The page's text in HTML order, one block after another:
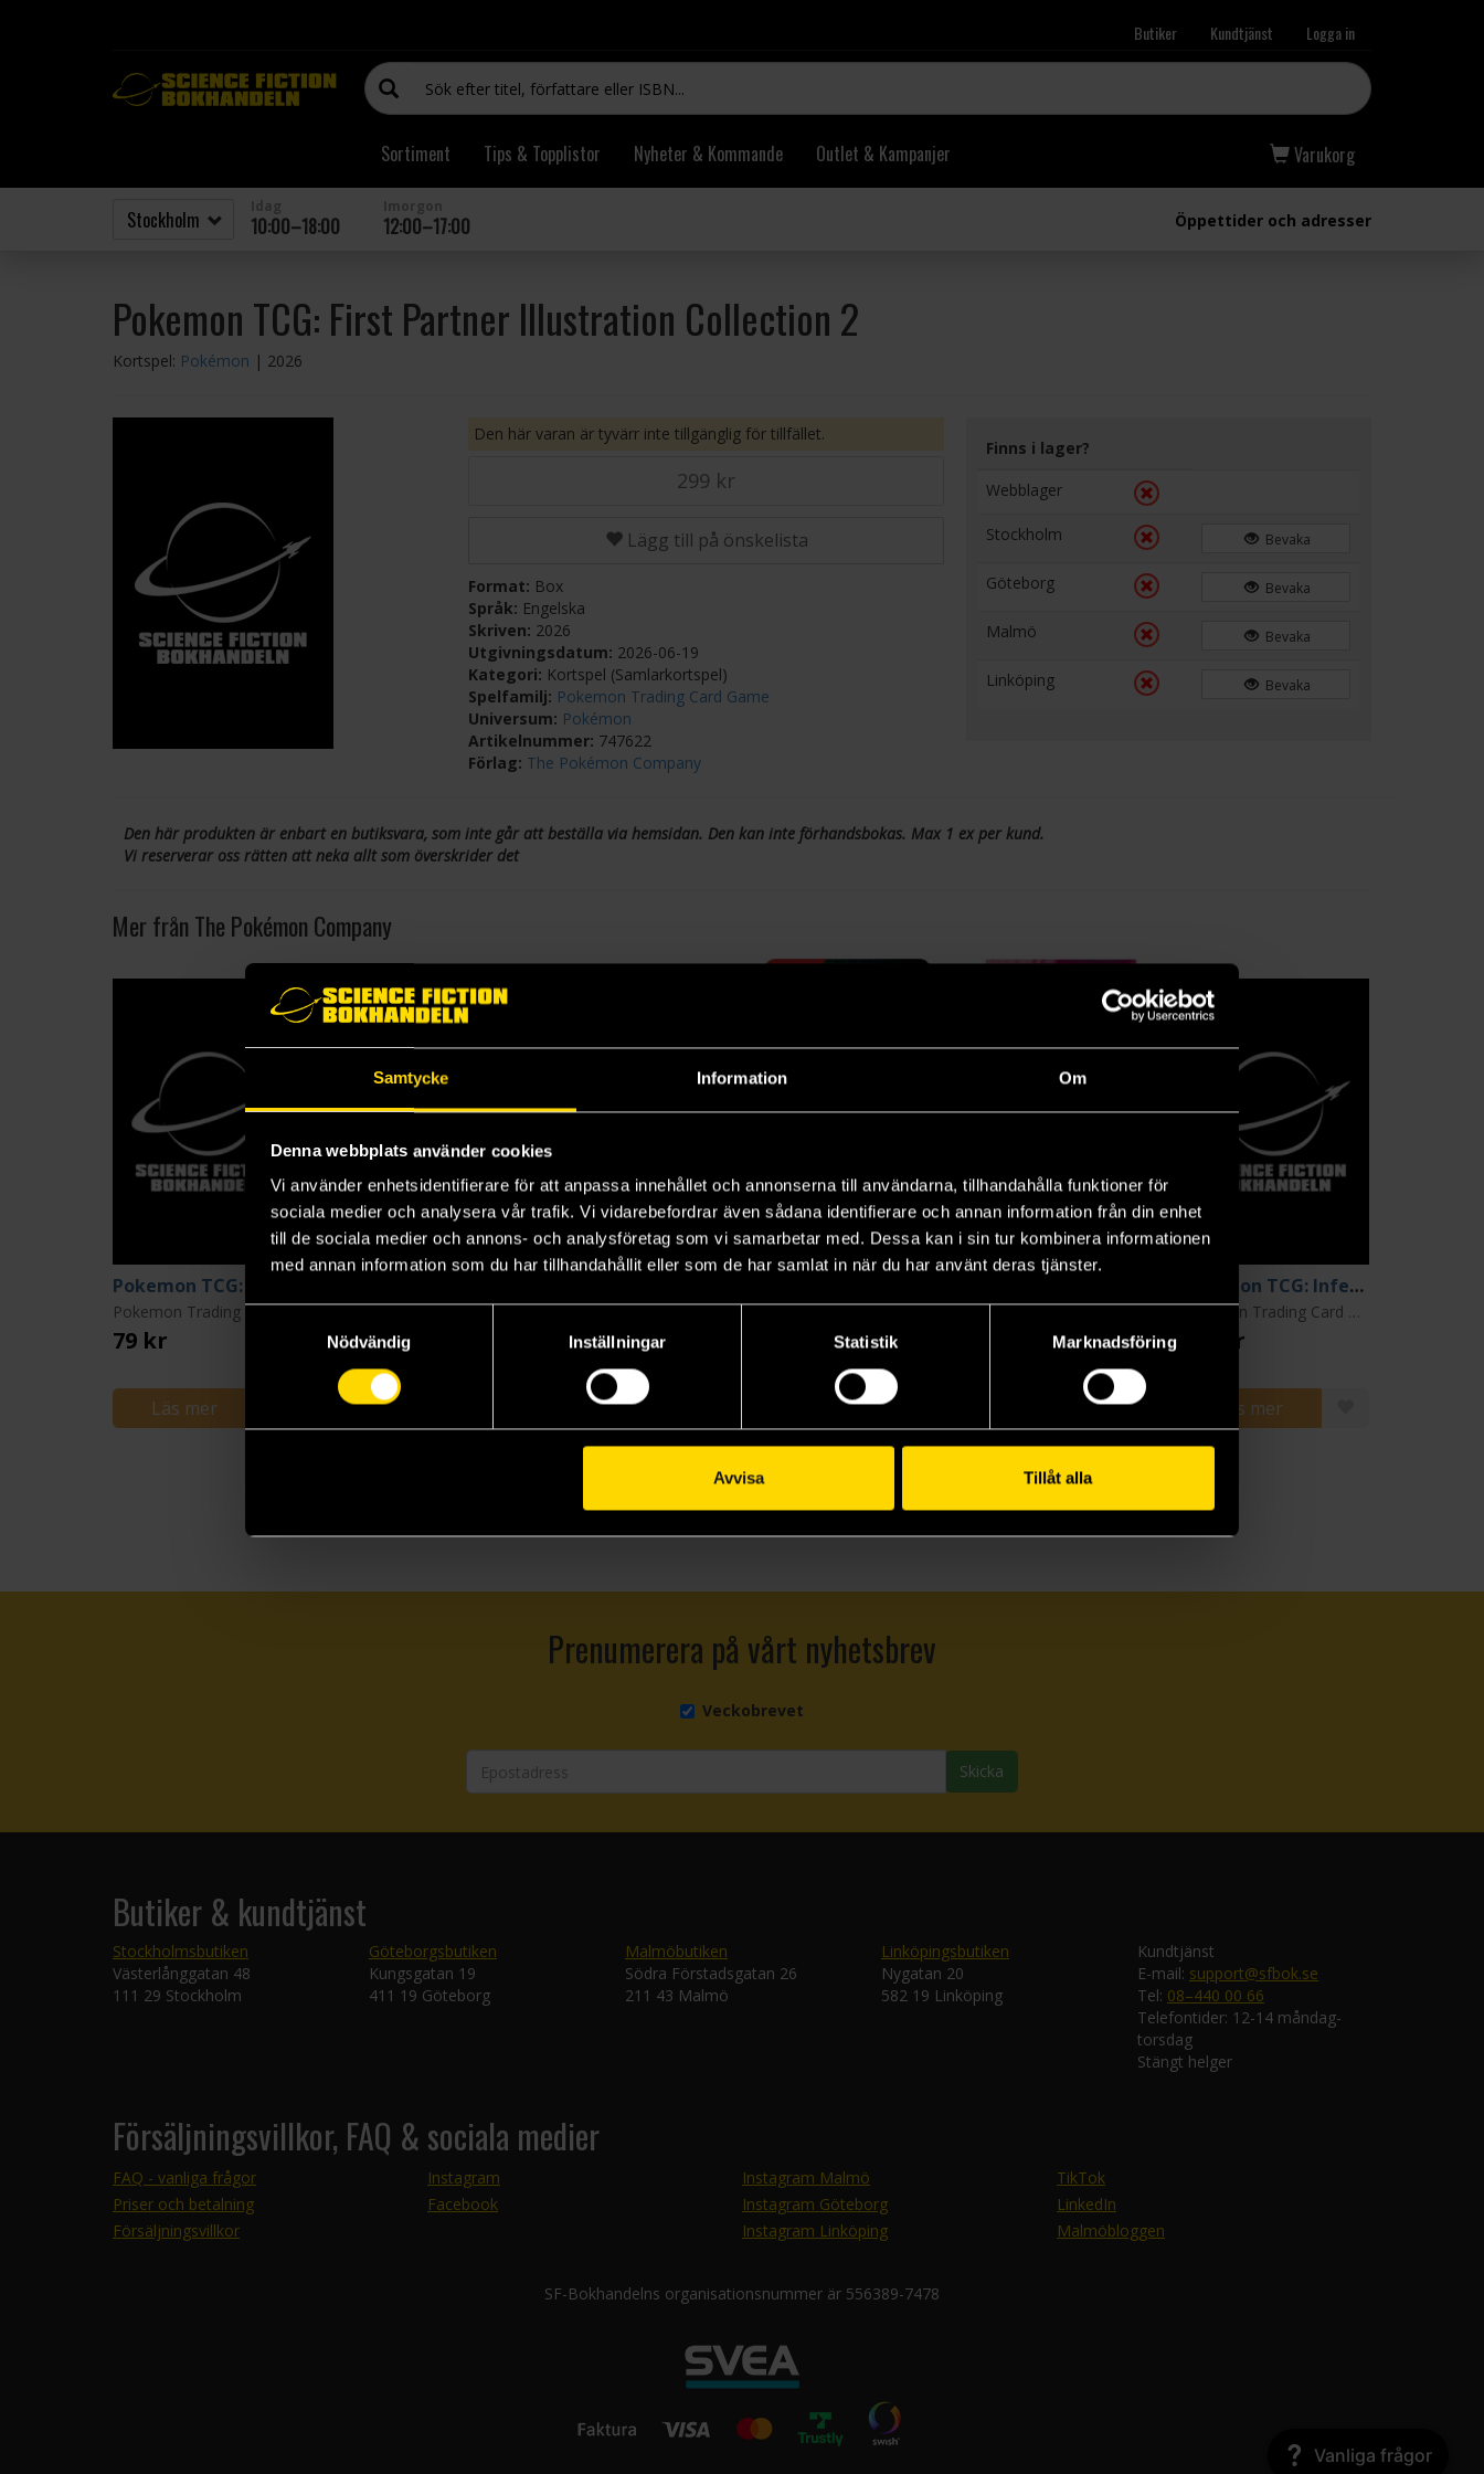
Samtycke Information Om
Denna webbplats använder cookies
Vi använder enhetsidentifierare för att anpassa innehållet och annonserna till användarna, tillhandahålla funktioner för
sociala medier och analysera vår trafik. Vi vidarebefordrar även sådana identifierare och annan information från din enhet
till de sociala medier och annons- och analysföretag som vi samarbetar med. Dessa kan i sin tur kombinera informationen
med annan information som du har tillhandahållit eller som de har samlat in när du har använt deras tjänster.
Nödvändig
Inställningar Statistik Marknadsföring
Avvisa Tillåt alla
Butiker Kundtjänst Logga in
Sortiment Tips & Topplistor Nyheter & Kommande Outlet & Kampanjer Varukorg
10:00–18:00 12:00–17:00 Öppettider och adresser
Pokemon TCG: First Partner Illustration Collection 2
Kortspel: Pokémon | 2026
Den här varan är tyvärr inte tillgänglig för tillfället.
299 kr
Lägg till på önskelista
Format: Box
Språk: Engelska
Skriven: 2026
Utgivningsdatum: 2026-06-19
Kategori: Kortspel (Samlarkortspel)
Spelfamilj: Pokemon Trading Card Game
Universum: Pokémon
Artikelnummer: 747622
Förlag: The Pokémon Company
Finns i lager?
Webblager
Stockholm Bevaka
Göteborg Bevaka
Malmö Bevaka
Linköping Bevaka
Den här produkten är enbart en butiksvara, som inte går att beställa via hemsidan. Den kan inte förhandsbokas. Max 1 ex per kund.
Vi reserverar oss rätten att neka allt som överskrider det
Mer från The Pokémon Company
Pokemon Trading Card Game
79 kr
Läs mer
Pokemon Trading Card Game
299 kr
Läs mer
Pokemon Trading Card Game
399 kr
Läs mer
Pokemon Trading Card Game
Läs mer
Pokemon Trading Card Game
Pokemon TCG: Inferno X Mega M2 Booster - Japansk
Pokemon Trading Card Game
139 kr
Läs mer
Visa allt
Prenumerera på vårt nyhetsbrev
Veckobrevet
Skicka
Butiker & kundtjänst
Stockholmsbutiken
Västerlånggatan 48
111 29 Stockholm
Göteborgsbutiken
Kungsgatan 19
411 19 Göteborg
Malmöbutiken
Södra Förstadsgatan 26
211 43 Malmö
Linköpingsbutiken
Nygatan 20
582 19 Linköping
Kundtjänst
E-mail: support@sfbok.se
Tel: 08–440 00 66
Telefontider: 12-14 måndag-
torsdag
Stängt helger
Försäljningsvillkor, FAQ & sociala medier
FAQ - vanliga frågor
Priser och betalning
Försäljningsvillkor
Instagram
Facebook
Instagram Malmö
Instagram Göteborg
Instagram Linköping
TikTok
LinkedIn
Malmöbloggen
SF-Bokhandelns organisationsnummer är 556389-7478
Vanliga frågor